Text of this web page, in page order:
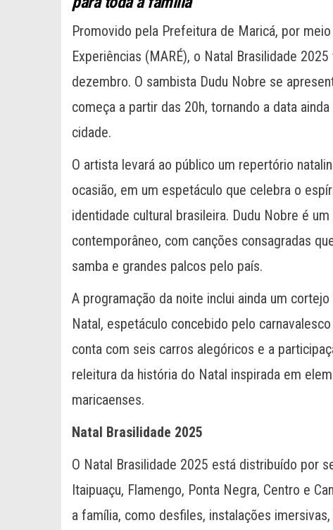
Promovido pela Prefeitura de Maricá, por
Experiências (MARÉ), o Natal Brasilidade
dezembro. O sambista Dudu Nobre se
começa a partir das 20h, tornando a data
cidade.
O artista levará ao público um repertório
ocasião, em um espetáculo que celebra o
identidade cultural brasileira. Dudu Nobre é
contemporâneo, com canções consagradas
samba e grandes palcos pelo país.
A programação da noite inclui ainda um
Natal, espetáculo concebido pelo
conta com seis carros alegóricos e a
releitura da história do Natal inspirada em
maricaenses.
Natal Brasilidade 2025
O Natal Brasilidade 2025 está distribuído por
Itaipuaçu, Flamengo, Ponta Negra, Centro e
a família, como desfiles, instalações